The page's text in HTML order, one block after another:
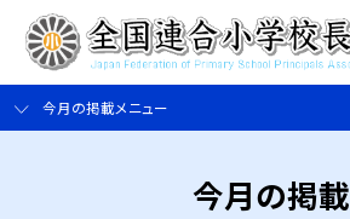
今月の掲載メニュー
今月の掲載